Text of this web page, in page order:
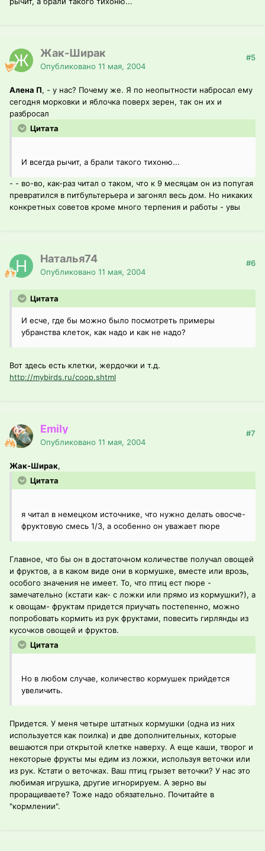
Жак-Ширак
Опубликовано 11 мая, 2004
#5
Алена П, - у нас? Почему же. Я по неопытности набросал ему
сегодня морковки и яблочка поверх зерен, так он их и
разбросал
Цитата
И всегда рычит, а брали такого тихоню...
- - во-во, как-раз читал о таком, что к 9 месяцам он из попугая
превратился в питбультерьера и загонял весь дом. Но никаких
конкретных советов кроме много терпения и работы - увы
Наталья74
Опубликовано 11 мая, 2004
#6
Цитата
И есче, где бы можно было посмотреть примеры
убранства клеток, как надо и как не надо?
Вот здесь есть клетки, жердочки и т.д.
http://mybirds.ru/coop.shtml
Emily
Опубликовано 11 мая, 2004
#7
Жак-Ширак,
Цитата
я читал в немецком источнике, что нужно делать овосче-
фруктовую смесь 1/3, а особенно он уважает пюре
Главное, что бы он в достаточном количестве получал овощей
и фруктов, а в каком виде они в кормушке, вместе или врозь,
особого значения не имеет. То, что птиц ест пюре -
замечательно (кстати как- с ложки или прямо из кормушки?), а
к овощам- фруктам придется приучать постепенно, можно
попробовать кормить из рук фруктами, повесить гирлянды из
кусочков овощей и фруктов.
Цитата
Но в любом случае, количество кормушек прийдется
увеличить.
Придется. У меня четыре штатных кормушки (одна из них
используется как поилка) и две дополнительных, которые
вешаются при открытой клетке наверху. А еще каши, творог и
некоторые фрукты мы едим из ложки, используя веточки или
из рук. Кстати о веточках. Ваш птиц грызет веточки? У нас это
любимая игрушка, другие игнорируем. А зерно вы
проращиваете? Тоже надо обязательно. Почитайте в
"кормлении".